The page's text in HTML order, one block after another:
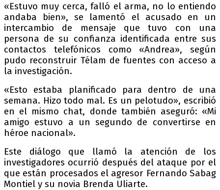
«Estuvo muy cerca, falló el arma, no lo entiendo
andaba bien», se lamentó el acusado en un
intercambio de mensaje que tuvo con una
persona de su confianza identificada entre sus
contactos telefónicos como «Andrea», según
pudo reconstruir Télam de fuentes con acceso a
la investigación.
«Esto estaba planificado para dentro de una
semana. Hizo todo mal. Es un pelotudo», escribió
en el mismo chat, donde también aseguró: «Mi
amigo estuvo a un segundo de convertirse en
héroe nacional».
Este diálogo que llamó la atención de los
investigadores ocurrió después del ataque por el
que están procesados el agresor Fernando Sabag
Montiel y su novia Brenda Uliarte.